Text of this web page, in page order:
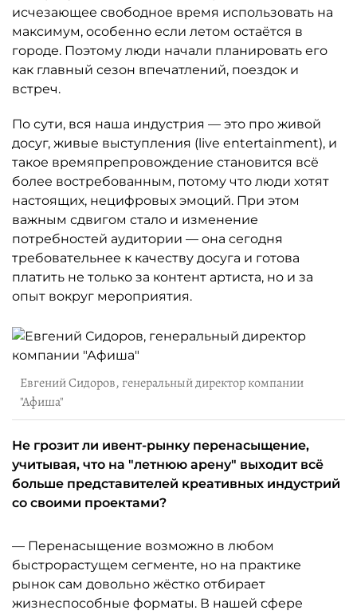
исчезающее свободное время использовать на
максимум, особенно если летом остаётся в
городе. Поэтому люди начали планировать его
как главный сезон впечатлений, поездок и
встреч.
По сути, вся наша индустрия — это про живой
досуг, живые выступления (live entertainment), и
такое времяпрепровождение становится всё
более востребованным, потому что люди хотят
настоящих, нецифровых эмоций. При этом
важным сдвигом стало и изменение
потребностей аудитории — она сегодня
требовательнее к качеству досуга и готова
платить не только за контент артиста, но и за
опыт вокруг мероприятия.
Евгений Сидоров, генеральный директор компании
"Афиша"
Не грозит ли ивент-рынку перенасыщение,
учитывая, что на "летнюю арену" выходит всё
больше представителей креативных индустрий
со своими проектами?
— Перенасыщение возможно в любом
быстрорастущем сегменте, но на практике
рынок сам довольно жёстко отбирает
жизнеспособные форматы. В нашей сфере